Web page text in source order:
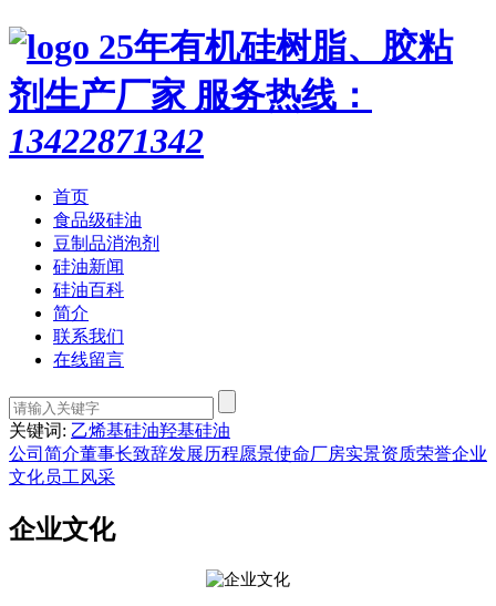
25年有机硅树脂、胶粘
剂生产厂家 服务热线：
13422871342
首页
食品级硅油
豆制品消泡剂
硅油新闻
硅油百科
简介
联系我们
在线留言
关键词: 乙烯基硅油羟基硅油
公司简介董事长致辞发展历程愿景使命厂房实景资质荣誉企业
文化员工风采
企业文化